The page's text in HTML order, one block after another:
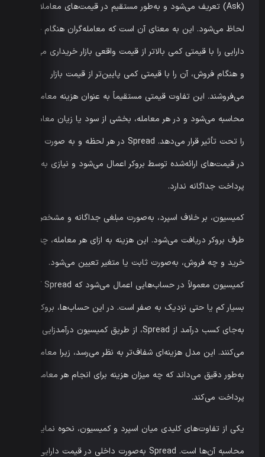
(Ask) تعریف می‌شود و به‌طور مستقیم در قیمت‌های معاملاتی
لحاظ می‌شود. این به معنای آن است که معامله‌گران هنگام خرید،
دارایی را با قیمتی کمی بالاتر از قیمت واقعی بازار خریداری می‌کنند
و هنگام فروش، آن را با قیمتی کمی پایین‌تر از قیمت بازار
می‌فروشند. این تفاوت قیمتی مستقیماً به عنوان هزینه معامله
محاسبه می‌شود و در هر معامله، بخشی از سود یا زیان معامله‌گر
را تحت تأثیر قرار می‌دهد. Spread در هر لحظه و به صورت پویا
در قیمت‌های ارائه‌شده توسط بروکر اعمال می‌شود و نیازی به
پرداخت جداگانه ندارد.
کمیسیون، بر خلاف اسپرد، به‌صورت مبلغی جداگانه و مشخص از
طرف بروکر دریافت می‌شود. این هزینه به ازای هر معامله، چه
خرید و چه فروش، به‌صورت ثابت یا متغیر تعیین می‌شود.
کمیسیون معمولاً در حساب‌هایی اعمال می‌شود که Spread آن‌ها
بسیار کم یا حتی نزدیک به صفر است. در این حساب‌ها، بروکرها
به‌جای کسب درآمد از Spread، از طریق کمیسیون درآمدزایی
می‌کنند. این مدل هزینه‌ای شفاف‌تر به نظر می‌رسد، زیرا معامله‌گر
به‌طور دقیق می‌داند که چه میزان هزینه برای انجام هر معامله
پرداخت می‌کند.
یکی از تفاوت‌های کلیدی میان اسپرد و کمیسیون، نحوه نمایش و
محاسبه آن‌ها است. Spread به‌صورت داخلی در قیمت دارایی